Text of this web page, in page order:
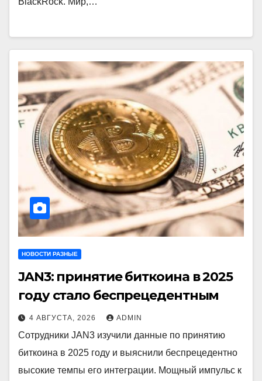
НОВОСТИ РАЗНЫЕ
JAN3: принятие биткоина в 2025
году стало беспрецедентным
4 АВГУСТА, 2026 ADMIN
Сотрудники JAN3 изучили данные по принятию
биткоина в 2025 году и выяснили беспрецедентно
высокие темпы его интеграции. Мощный импульс к